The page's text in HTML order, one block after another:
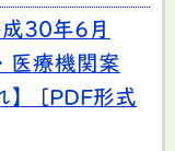
30年6月
医療機関案
】 [PDF形式